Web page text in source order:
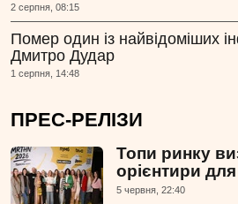
2 серпня, 08:15
Помер один із найвідоміших
Дмитро Дудар
1 серпня, 14:48
ПРЕС-РЕЛІЗИ
Топи ринку
орієнтири
5 червня, 22:40